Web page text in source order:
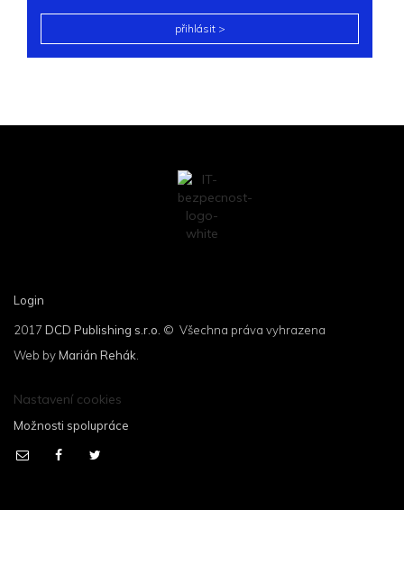
přihlásit >
Login
2017 DCD Publishing s.r.o. © Všechna práva vyhrazena
Web byMarián Rehák
Nastavení cookies
Možnosti spolupráce